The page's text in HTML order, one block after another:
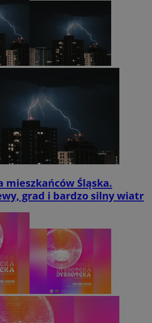
mieszkańców Śląska.
grad i bardzo silny wiatr